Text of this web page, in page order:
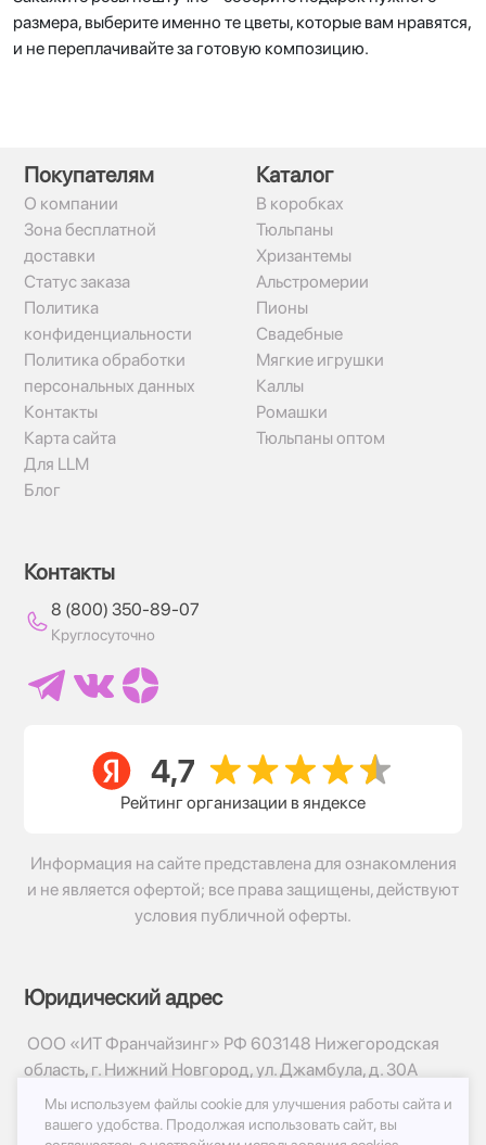
размера, выберите именно те цветы, которые вам нравятся,
и не переплачивайте за готовую композицию.
Покупателям
О компании
Зона бесплатной
доставки
Статус заказа
Политика
конфиденциальности
Политика обработки
персональных данных
Контакты
Карта сайта
Для LLM
Блог
Каталог
В коробках
Тюльпаны
Хризантемы
Альстромерии
Пионы
Свадебные
Мягкие игрушки
Каллы
Ромашки
Тюльпаны оптом
Контакты
8 (800) 350-89-07
Круглосуточно
Рейтинг организации в яндексе
Информация на сайте представлена для ознакомления
и не является офертой; все права защищены, действуют
условия публичной оферты.
Юридический адрес
ООО «ИТ Франчайзинг» РФ 603148 Нижегородская
область, г. Нижний Новгород, ул. Джамбула, д. 30А
© 2017-2026г, База Цветов 24.ру
Политика конфиденциальности
Мы используем файлы cookie для улучшения работы сайта и
вашего удобства. Продолжая использовать сайт, вы